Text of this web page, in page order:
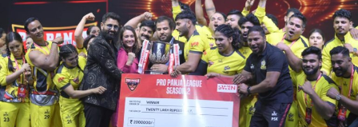
यह फिल्म
अजय आनंदकी यात्रा को दर्शाती है, जो उत्तराखंड के एक छोटे
से गांव से निकलकर भारत के सबसे बड़े नेताओं में शुमार होता है। फिल्म
शान्तनु गुप्ता की सबसे अधिक बिकने वाली किताब‘द मॉन्क हू बिकेम चीफ
मिनिस्टर’से प्रेरित है, जो इस यथार्थवादी और प्रेरणादायक सफर को बयां
करती है।
ट्रेलर की शुरुआत
उत्तराखंड की खूबसूरत वादियों से होती है, जिसमें अजय